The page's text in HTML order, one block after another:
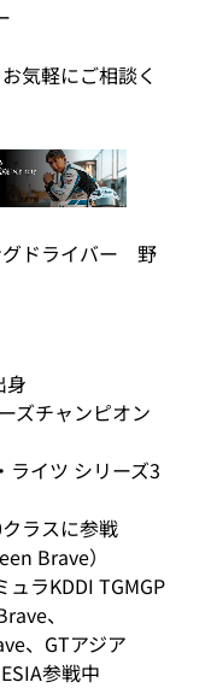
気軽にご相談く
グドライバー 野
身
ズチャンピオン
ライツ シリーズ3
ラスに参戦
Brave）
ュラKDDI TGMGP
、
、GTアジア
参戦中